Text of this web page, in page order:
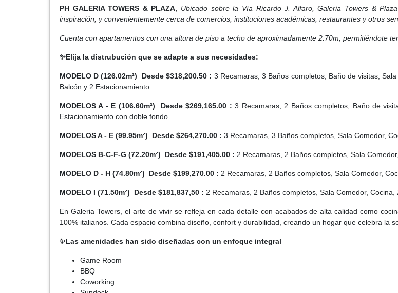
PH GALERIA TOWERS & PLAZA, Ubicado sobre la Vía Ricardo J. Alfaro, Galeria Towers &
inspiración, y convenientemente cerca de comercios, instituciones académicas, restaurantes y otros
Cuenta con apartamentos con una altura de piso a techo de aproximadamente 2.70m, permitiéndote
✨Elija la distrubución que se adapte a sus necesidades:
MODELO D (126.02m²) Desde $318,200.50 : 3 Recamaras, 3 Baños completos, Baño de visitas,
Balcón y 2 Estacionamiento.
MODELOS A - E (106.60m²) Desde $269,165.00 : 3 Recamaras, 2 Baños completos, Baño de
Estacionamiento con doble fondo.
MODELOS A - E (99.95m²) Desde $264,270.00 : 3 Recamaras, 3 Baños completos, Sala Comedor,
MODELOS B-C-F-G (72.20m²) Desde $191,405.00 : 2 Recamaras, 2 Baños completos, Sala
MODELO D - H (74.80m²) Desde $199,270.00 : 2 Recamaras, 2 Baños completos, Sala Comedor,
MODELO I (71.50m²) Desde $181,837,50 : 2 Recamaras, 2 Baños completos, Sala Comedor,
En Galeria Towers, el arte de vivir se refleja en cada detalle con acabados de alta calidad como
100% italianos. Cada espacio combina diseño, confort y durabilidad, creando un hogar que celebra la
✨Las amenidades han sido diseñadas con un enfoque integral
Game Room
BBQ
Coworking